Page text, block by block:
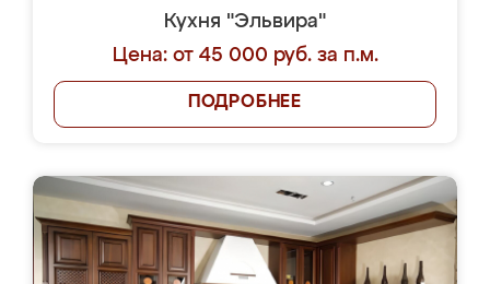
Кухня "Эльвира"
Цена: от 45 000 руб. за п.м.
ПОДРОБНЕЕ